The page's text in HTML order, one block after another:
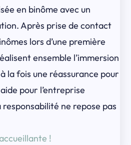
en binôme avec un
Après prise de contact
lors d’une première
ensemble l’immersion
à la fois une réassurance pour
pour l’entreprise
ne repose pas
!